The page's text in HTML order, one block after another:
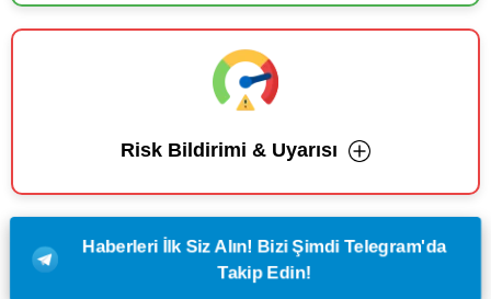
Risk Bildirimi & Uyarısı
Haberleri İlk Siz Alın! Bizi Şimdi Telegram'da
Takip Edin!